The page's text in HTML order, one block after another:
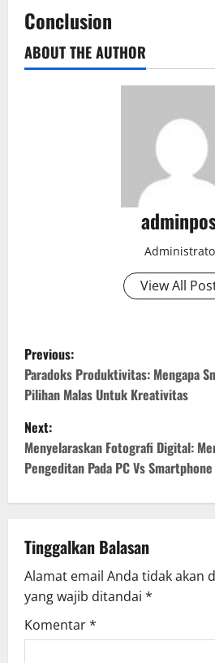
Conclusion
ABOUT THE AUTHOR
View All
P
o
s
t
n
v
i
g
Previous:
Paradoks Produktivitas: Mengapa
Pilihan Malas Untuk Kreativitas
Next:
Menyelaraskan Fotografi Digital:
Pengeditan Pada PC Vs Smartphone
Tinggalkan Balasan
Alamat email Anda tidak akan
yang wajib ditandai *
Komentar*